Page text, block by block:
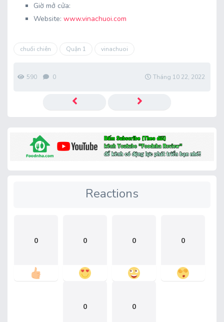
Giờ mở cửa:
Website: www.vinachuoi.com
chuối chiên Quận 1 vinachuoi
590 0 Tháng 10 22, 2022
Reactions
0 0 0 0
0 0